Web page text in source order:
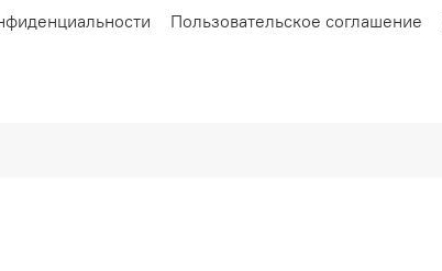
Пользовательское соглашение